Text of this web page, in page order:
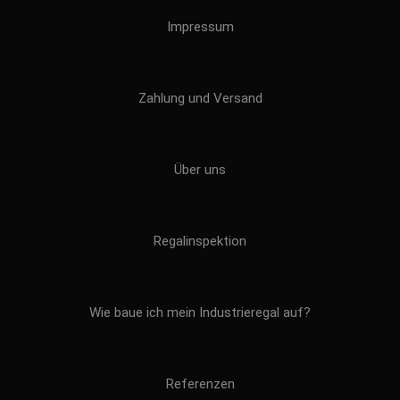
Impressum
Zahlung und Versand
Über uns
Regalinspektion
Wie baue ich mein Industrieregal auf?
Referenzen